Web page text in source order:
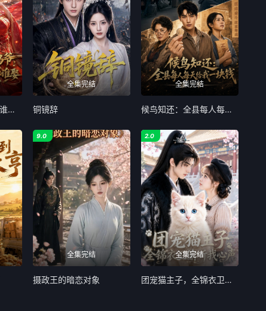
我穿成驸马爷，公主谁爱娶谁娶
全集完结
铜镜辞
全集完结
候鸟知还：全县每人每天给我一块钱第二季
全集完结
9.0
摄政王的暗恋对象
全集完结
2.0
团宠猫主子，全锦衣卫偷听我心声